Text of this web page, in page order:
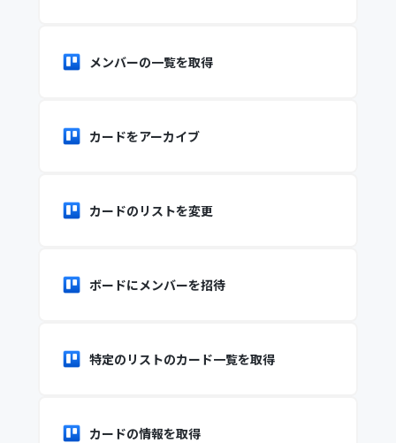
メンバーの一覧を取得
カードをアーカイブ
カードのリストを変更
ボードにメンバーを招待
特定のリストのカード一覧を取得
カードの情報を取得